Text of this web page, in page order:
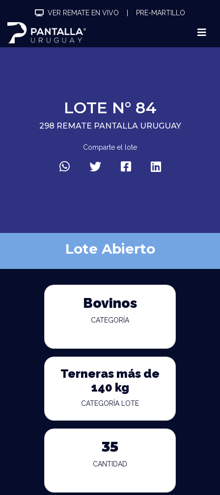
VER REMATE EN VIVO PRE-MARTILLO
LOTE N° 84
298 REMATE PANTALLA URUGUAY
Comparte el lote
Lote Abierto
Bovinos
CATEGORÍA
Terneras más de
140 kg
CATEGORÍA LOTE
35
CANTIDAD